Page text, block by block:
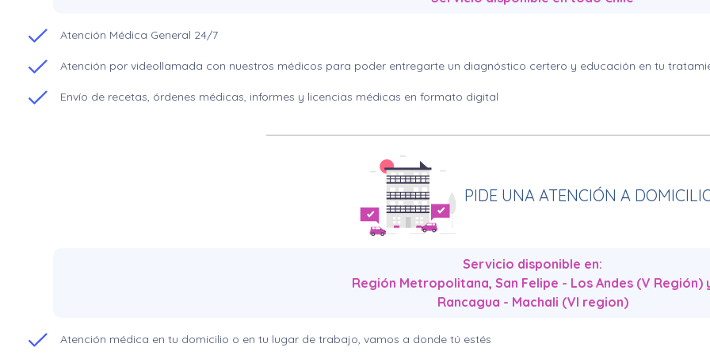
Atención Médica General 24/7
Atención por videollamada con nuestros médicos para poder entregarte un diagnóstico certero y educación en tu
Envío de recetas, órdenes médicas, informes y licencias médicas en formato digital
PIDE UNA ATENCIÓN A
Servicio disponible en:
Región Metropolitana, San Felipe - Los Andes (V Región)
Rancagua - Machali (VI region)
Atención médica en tu domicilio o en tu lugar de trabajo, vamos a donde tú estés